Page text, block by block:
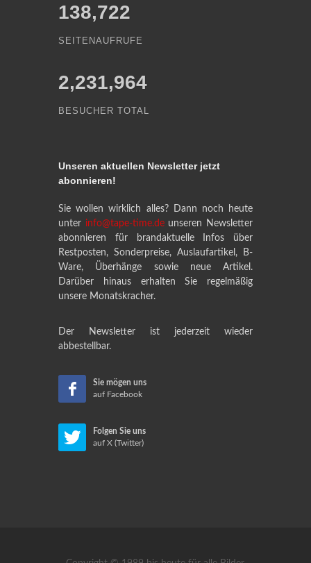
138,722
SEITENAUFRUFE
2,231,964
BESUCHER TOTAL
Unseren aktuellen Newsletter jetzt
abonnieren!
Sie wollen wirklich alles? Dann noch heute
unter info@tape-time.deunseren Newsletter
abonnieren für brandaktuelle Infos über
Restposten, Sonderpreise, Auslaufartikel, B-
Ware, Überhänge sowie neue Artikel.
Darüber hinaus erhalten Sie regelmäßig
unsere Monatskracher.
Der Newsletter ist jederzeit wieder
abbestellbar.
Sie mögen uns
auf Facebook
Folgen Sie uns
auf X (Twitter)